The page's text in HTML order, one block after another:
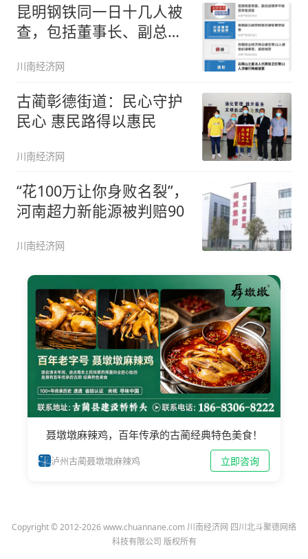
昆明钢铁同一日十几人被
查，包括董事长、副总经
川南经济网
古蔺彰德街道：民心守护
民心 惠民路得以惠民
川南经济网
“花100万让你身败名裂”，
河南超力新能源被判赔90
川南经济网
聂墩墩麻辣鸡，百年传承的古蔺经典特色美食！
泸州古蔺聂墩墩麻辣鸡 立即咨询
Copyright © 2012-2026 www.chuannane.com 川南经济网 四川北斗聚德网络
科技有限公司 版权所有